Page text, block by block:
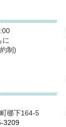
に
制)
梛下164-5
3209